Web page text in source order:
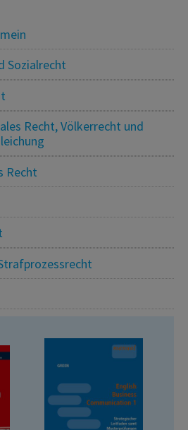
Sozialrecht
Recht, Völkerrecht und
Recht